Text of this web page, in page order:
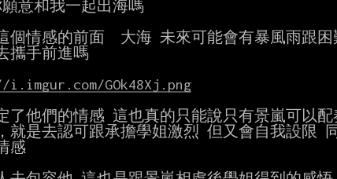
意和我一起出海嗎
個情感的前面  大海 未來可能會有暴風雨跟
攜手前進嗎
GOk48Xj.png
了他們的情感 這也真的只能說只有景嵐可以
就是去認可跟承擔學姐激烈 但又會自我設限
感